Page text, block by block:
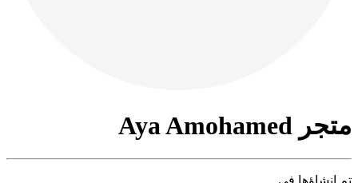
متجر Aya Amohamed
تم إنشاؤها في